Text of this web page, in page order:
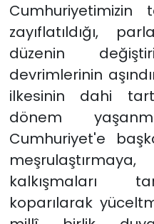
Cumhuriyetimizin
zayıflatıldığı,
düzenin
devrimlerinin
ilkesinin dahi
dönem
Cumhuriyet'e
kalkışmaları
koparılarak